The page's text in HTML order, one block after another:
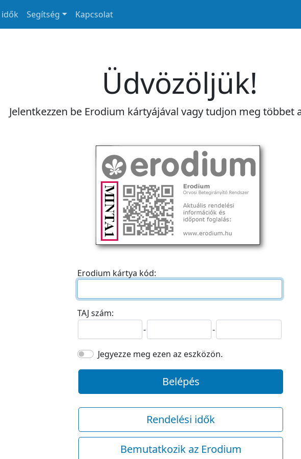
idők Segítség Kapcsolat
Üdvözöljük!
Jelentkezzen be Erodium kártyájával vagy tudjon meg többet
Erodium kártya kód:
TAJ szám:
-
-
Jegyezze meg ezen az eszközön.
Belépés
Rendelési idők
Bemutatkozik az Erodium